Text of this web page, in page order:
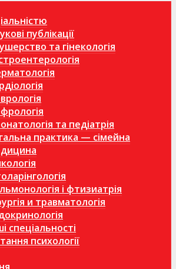
публікації
та гінекологія
та педіатрія
практика — сімейна
і фтизиатрія
и травматологія
спеціальності
психології